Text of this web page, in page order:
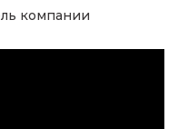
компании